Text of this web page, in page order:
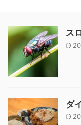
ス
ダ